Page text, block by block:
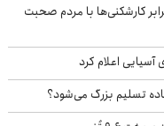
کارشکنی‌ها با مردم صحبت
آسیایی اعلام کرد
تسلیم بزرگ می‌شود؟